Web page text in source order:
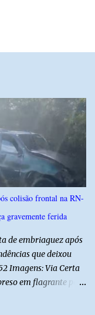
colisão frontal na RN-
gravemente ferida
de embriaguez após
que deixou
Imagens: Via Certa
em flagrante por